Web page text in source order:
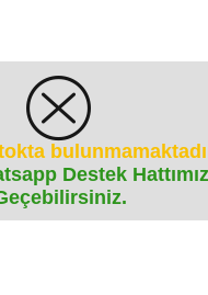
Destek